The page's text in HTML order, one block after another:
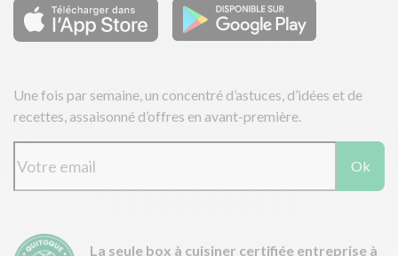
Une fois par semaine, un concentré d’astuces, d’idées et de
recettes, assaisonné d’offres en avant-première.
Ok
La seule box à cuisiner certifiée entreprise à